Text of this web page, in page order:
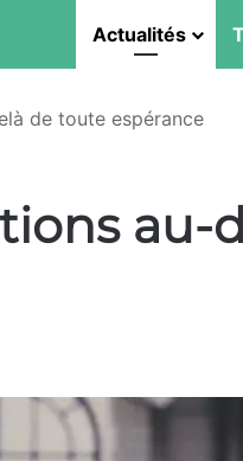
Actualités
de toute espérance
au-